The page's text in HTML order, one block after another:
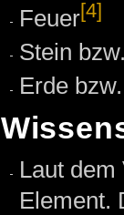
Feuer[4]
Stein
Erde
Laut dem
Element.